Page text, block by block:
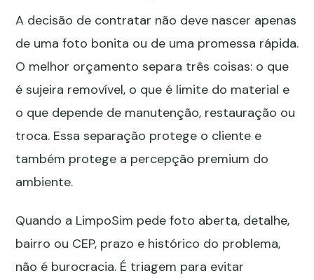
A decisão de contratar não deve nascer apenas
de uma foto bonita ou de uma promessa rápida.
O melhor orçamento separa três coisas: o que
é sujeira removível, o que é limite do material e
o que depende de manutenção, restauração ou
troca. Essa separação protege o cliente e
também protege a percepção premium do
ambiente.
Quando a LimpoSim pede foto aberta, detalhe,
bairro ou CEP, prazo e histórico do problema,
não é burocracia. É triagem para evitar